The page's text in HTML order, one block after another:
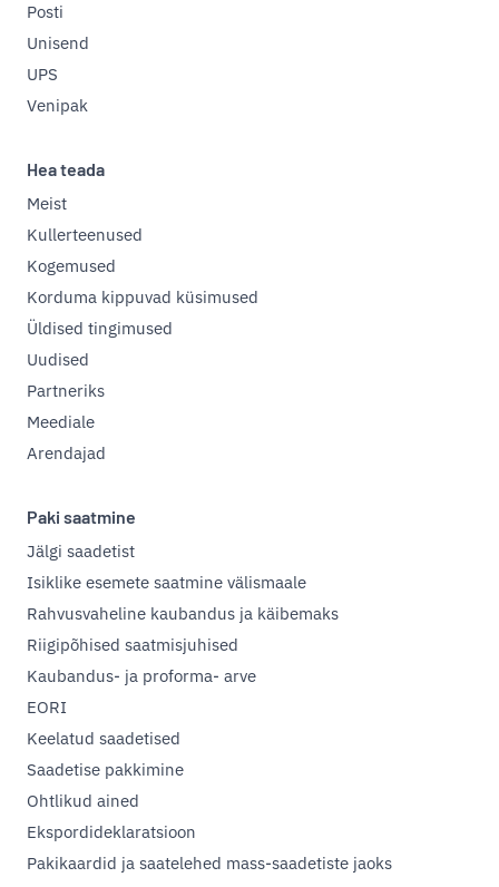
Posti
Unisend
UPS
Venipak
Hea teada
Meist
Kullerteenused
Kogemused
Korduma kippuvad küsimused
Üldised tingimused
Uudised
Partneriks
Meediale
Arendajad
Paki saatmine
Jälgi saadetist
Isiklike esemete saatmine välismaale
Rahvusvaheline kaubandus ja käibemaks
Riigipõhised saatmisjuhised
Kaubandus- ja proforma- arve
EORI
Keelatud saadetised
Saadetise pakkimine
Ohtlikud ained
Ekspordideklaratsioon
Pakikaardid ja saatelehed mass-saadetiste jaoks